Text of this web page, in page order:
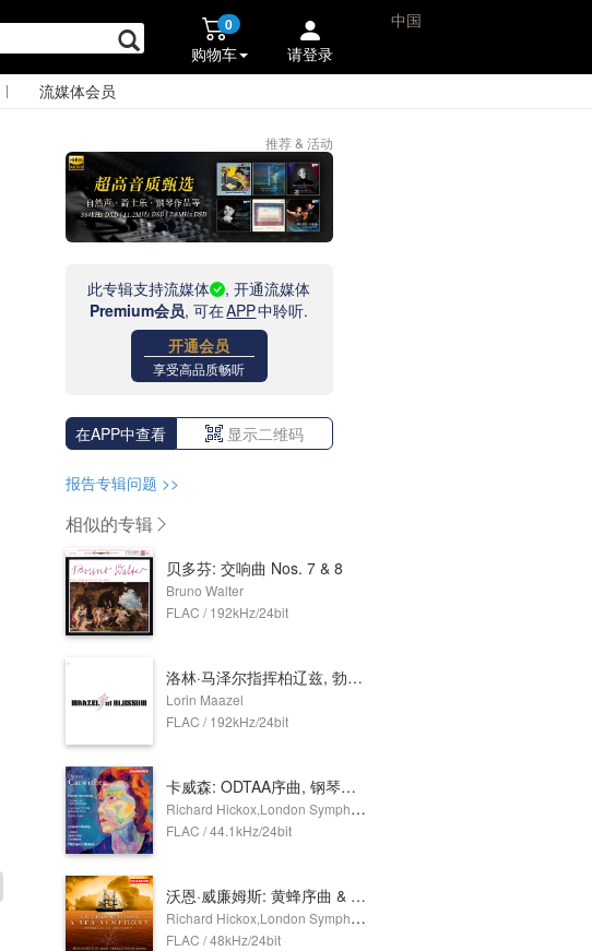
0
购物车 请登录
中国
| 流媒体会员
推荐 & 活动
此专辑支持流媒体
, 开通流媒体
Premium会员, 可在APP中聆听.
开通会员
享受高品质畅听
在APP中查看 显示二维码
报告专辑问题 >>
相似的专辑
贝多芬: 交响曲 Nos. 7 & 8
Bruno Walter
FLAC / 192kHz/24bit
洛林·马泽尔指挥柏辽兹, 勃拉姆斯与巴伯
Lorin Maazel
FLAC / 192kHz/24bit
卡威森: ODTAA序曲, 钢琴协奏曲, 比肖普岩序曲 & 萨福克组曲
Richard Hickox,London Symphony Orchestra,Howard Shelley
FLAC / 44.1kHz/24bit
沃恩·威廉姆斯: 黄蜂序曲 & 海上交响曲
Richard Hickox,London Symphony Orchestra,Susan Gritton,Gerald Finley,London Symphony Chorus
FLAC / 48kHz/24bit